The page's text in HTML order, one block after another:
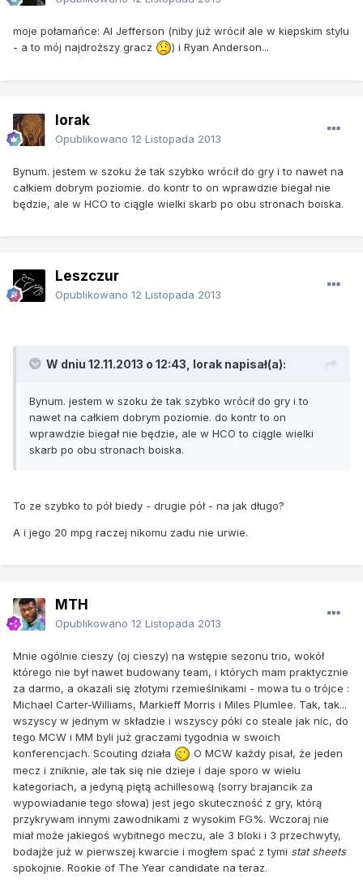
moje połamańce: Al Jefferson (niby już wrócił ale w kiepskim stylu
- a to mój najdroższy gracz
) i Ryan Anderson...
lorak
Opublikowano 12 Listopada 2013
Bynum. jestem w szoku że tak szybko wrócił do gry i to nawet na
całkiem dobrym poziomie. do kontr to on wprawdzie biegał nie
będzie, ale w HCO to ciągle wielki skarb po obu stronach boiska.
Leszczur
Opublikowano 12 Listopada 2013
W dniu 12.11.2013 o 12:43, lorak napisał(a):
Bynum. jestem w szoku że tak szybko wrócił do gry i to
nawet na całkiem dobrym poziomie. do kontr to on
wprawdzie biegał nie będzie, ale w HCO to ciągle wielki
skarb po obu stronach boiska.
To ze szybko to pół biedy - drugie pół - na jak długo?
A i jego 20 mpg raczej nikomu zadu nie urwie.
MTH
Opublikowano 12 Listopada 2013
Mnie ogólnie cieszy (oj cieszy) na wstępie sezonu trio, wokół
którego nie był nawet budowany team, i których mam praktycznie
za darmo, a okazali się złotymi rzemieślnikami - mowa tu o trójce :
Michael Carter-Williams, Markieff Morris i Miles Plumlee. Tak, tak...
wszyscy w jednym w składzie i wszyscy póki co steale jak nic, do
tego MCW i MM byli już graczami tygodnia w swoich
konferencjach. Scouting działa
O MCW każdy pisał, że jeden
mecz i zniknie, ale tak się nie dzieje i daje sporo w wielu
kategoriach, a jedyną piętą achillesową (sorry brajancik za
wypowiadanie tego słowa) jest jego skuteczność z gry, którą
przykrywam innymi zawodnikami z wysokim FG%. Wczoraj nie
miał może jakiegoś wybitnego meczu, ale 3 bloki i 3 przechwyty,
bodajże już w pierwszej kwarcie i mogłem spać z tymi stat sheets
spokojnie. Rookie of The Year candidate na teraz.